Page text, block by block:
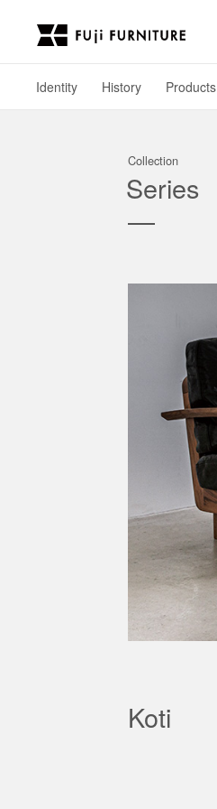
Identity History Products
Collection
Series
Koti